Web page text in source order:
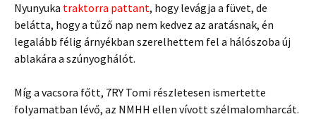
Nyunyuka traktorra pattant, hogy levágja a füvet, de
belátta, hogy a tűző nap nem kedvez az aratásnak, én
legalább félig árnyékban szerelhettem fel a hálószoba új
ablakára a szúnyoghálót.
Míg a vacsora főtt, 7RY Tomi részletesen ismertette
folyamatban lévő, az NMHH ellen vívott szélmalomharcát.